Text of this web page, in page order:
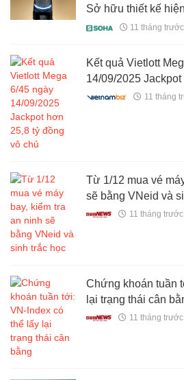
Sở hữu thiết kế
đối đầu Honda LEAD
11 tháng trước
Kết quả Vietlott
14/09/2025
chủ
11 tháng
Từ 1/12 mua vé
sẽ bằng VNeid và
11 tháng trước
Chứng khoán tuần
lại trạng thái cân
11 tháng trước